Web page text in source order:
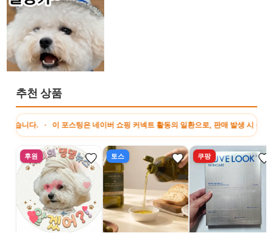
추천 상품
. · 이 포스팅은 네이버 쇼핑 커넥트 활동의 일환으로, 판매 발생 시 수수료
후원 토스 쿠팡